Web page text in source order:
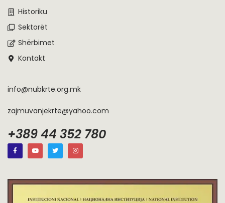
Historiku
Sektorët
Shërbimet
Kontakt
info@nubkrte.org.mk
zajmuvanjekrte@yahoo.com
+389 44 352 780